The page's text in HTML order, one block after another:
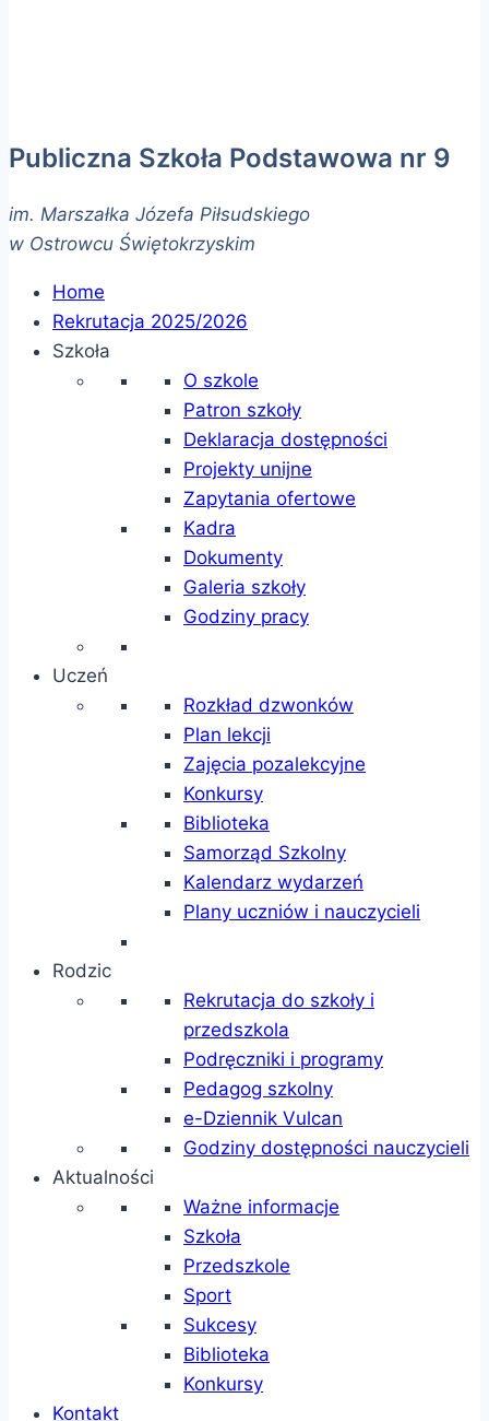
Publiczna Szkoła Podstawowa nr 9
im. Marszałka Józefa Piłsudskiego
w Ostrowcu Świętokrzyskim
Home
Rekrutacja 2025/2026
Szkoła
O szkole
Patron szkoły
Deklaracja dostępności
Projekty unijne
Zapytania ofertowe
Kadra
Dokumenty
Galeria szkoły
Godziny pracy
Uczeń
Rozkład dzwonków
Plan lekcji
Zajęcia pozalekcyjne
Konkursy
Biblioteka
Samorząd Szkolny
Kalendarz wydarzeń
Plany uczniów i nauczycieli
Rodzic
Rekrutacja do szkoły i
przedszkola
Podręczniki i programy
Pedagog szkolny
e-Dziennik Vulcan
Godziny dostępności nauczycieli
Aktualności
Ważne informacje
Szkoła
Przedszkole
Sport
Sukcesy
Biblioteka
Konkursy
Kontakt